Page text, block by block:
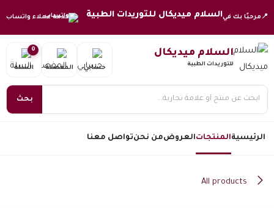
📍 مرحبًا بك فيالسلام ميديكال للتوريدات الطبية خدمة عملاء واتساب
السلام ميديكال
للتوريدات الطبية
بحث
حسابي المفضلة
0
السلة
الرئيسيةالمنتجاتالعروضمن نحنتواصل معنا
All products